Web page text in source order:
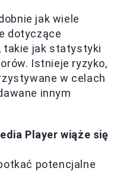
jak wiele
dotyczące
takie jak statystyki
Istnieje ryzyko,
w celach
innym
Player wiąże się
potencjalne